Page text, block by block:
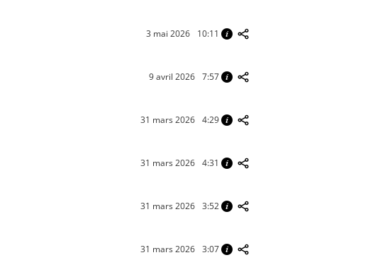
3 mai 2026 10:11
9 avril 2026 7:57
31 mars 2026 4:29
31 mars 2026 4:31
31 mars 2026 3:52
31 mars 2026 3:07